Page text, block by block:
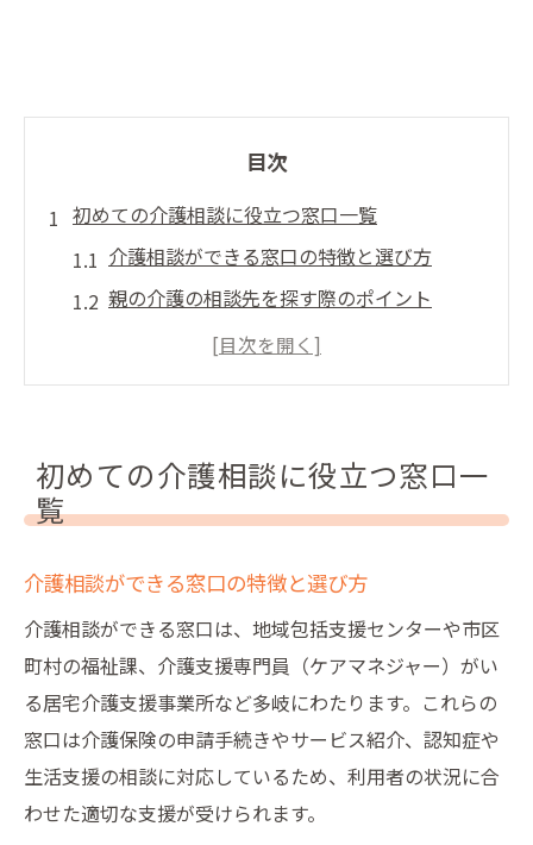
目次
初めての介護相談に役立つ窓口一覧
介護相談ができる窓口の特徴と選び方
親の介護の相談先を探す際のポイント
初めてでも安心な介護相談窓口の活用法
介護の相談はどこに頼ればよいか解説
安心を得るための介護の相談方法ガイド
親の介護不安を軽減する相談活用術
介護の悩み相談をスムーズに進めるコツ
介護相談で信頼できるアドバイスを得る方
法
介護の悩み相談はどこにすれば解決できるか
介護の悩み相談窓口選びのポイント解説
初めての介護相談に役立つ窓口一
覧
介護相談ができる窓口の特徴と選び方
介護相談ができる窓口は、地域包括支援センターや市区
町村の福祉課、介護支援専門員（ケアマネジャー）がい
る居宅介護支援事業所など多岐にわたります。これらの
窓口は介護保険の申請手続きやサービス紹介、認知症や
生活支援の相談に対応しているため、利用者の状況に合
わせた適切な支援が受けられます。